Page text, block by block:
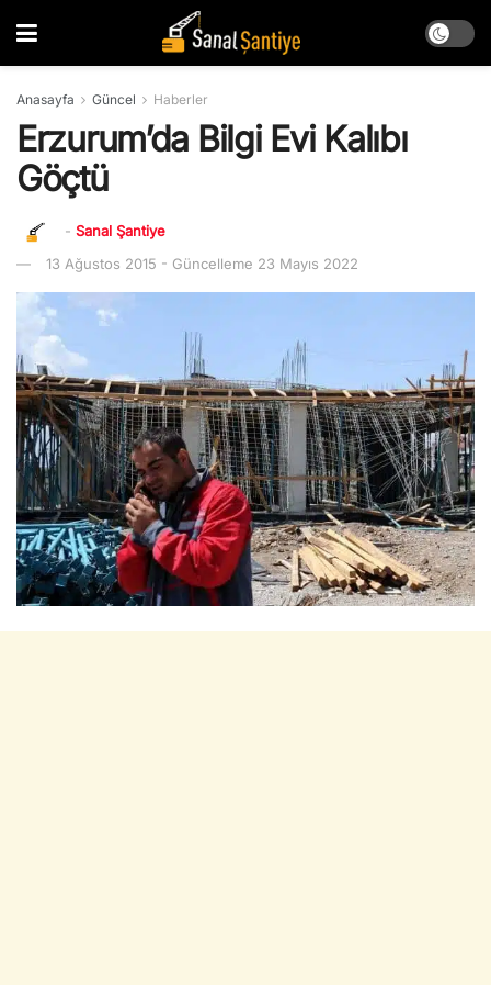
Anasayfa Güncel Haberler
Erzurum’da Bilgi Evi Kalıbı
Göçtü
- Sanal Şantiye
13 Ağustos 2015 - Güncelleme 23 Mayıs 2022